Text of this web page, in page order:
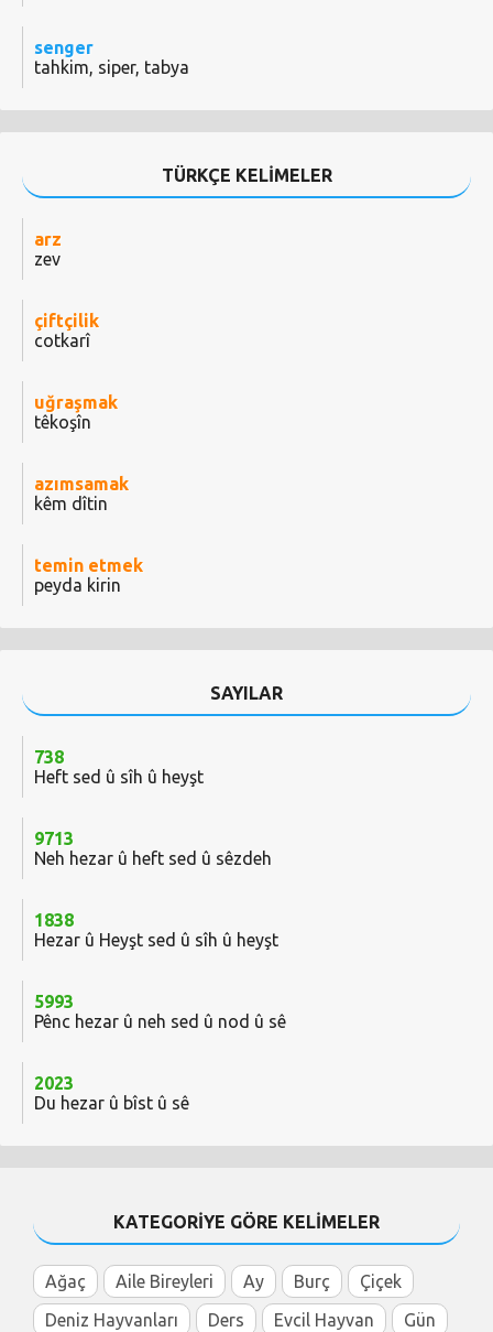
senger
tahkim, siper, tabya
TÜRKÇE KELİMELER
arz
zev
çiftçilik
cotkarî
uğraşmak
têkoşîn
azımsamak
kêm dîtin
temin etmek
peyda kirin
SAYILAR
738
Heft sed û sîh û heyşt
9713
Neh hezar û heft sed û sêzdeh
1838
Hezar û Heyşt sed û sîh û heyşt
5993
Pênc hezar û neh sed û nod û sê
2023
Du hezar û bîst û sê
KATEGORİYE GÖRE KELİMELER
Ağaç Aile Bireyleri Ay Burç
Çiçek
Deniz Hayvanları
Ders Evcil Hayvan
Gün